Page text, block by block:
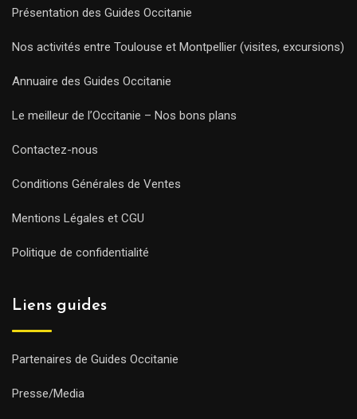
Présentation des Guides Occitanie
Nos activités entre Toulouse et Montpellier (visites, excursions)
Annuaire des Guides Occitanie
Le meilleur de l’Occitanie – Nos bons plans
Contactez-nous
Conditions Générales de Ventes
Mentions Légales et CGU
Politique de confidentialité
Liens guides
Partenaires de Guides Occitanie
Presse/Media